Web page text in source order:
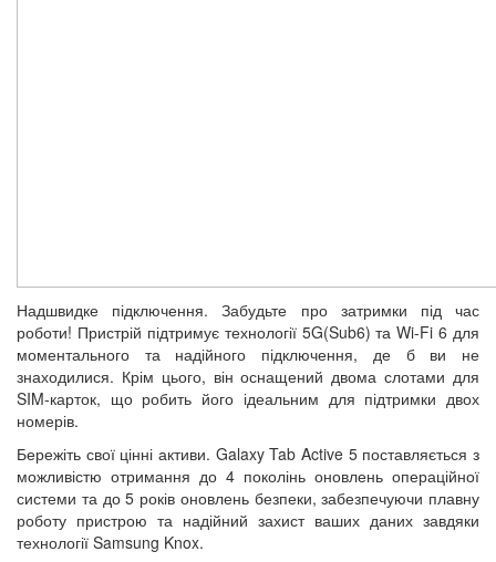
Надшвидке підключення. Забудьте про затримки під час
роботи! Пристрій підтримує технології 5G(Sub6) та Wi-Fi 6 для
моментального та надійного підключення, де б ви не
знаходилися. Крім цього, він оснащений двома слотами для
SIM-карток, що робить його ідеальним для підтримки двох
номерів.
Бережіть свої цінні активи. Galaxy Tab Active 5 поставляється з
можливістю отримання до 4 поколінь оновлень операційної
системи та до 5 років оновлень безпеки, забезпечуючи плавну
роботу пристрою та надійний захист ваших даних завдяки
технології Samsung Knox.